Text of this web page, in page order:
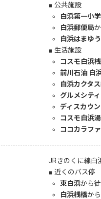
公共施設
白浜第一小
白浜郵便局
白浜はまゆ
生活施設
コスモ白浜
前川石油 白
白浜カクタ
グルメシテ
ディスカウ
コスモ白浜
ココカラフ
JRきのくに線白
近くのバス停
東白浜から
白浜桟橋か